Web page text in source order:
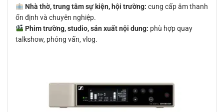
Nhà thờ, trung tâm sự kiện, hội trường: cung cấp âm thanh
ổn định và chuyên nghiệp.
Phim trường, studio, sản xuất nội dung: phù hợp quay
talkshow, phỏng vấn, vlog.